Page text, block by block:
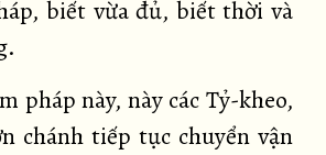
biết vừa đủ, biết thời và
pháp này, này các Tỷ-kheo,
chánh tiếp tục chuyển vận